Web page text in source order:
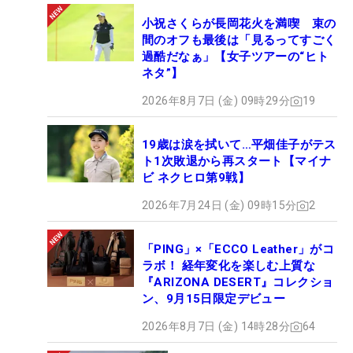
小祝さくらが長岡花火を満喫 束の
間のオフも最後は「見るってすごく
過酷だなぁ」【女子ツアーの“ヒト
ネタ”】
2026年8月7日 (金) 09時29分 19
19歳は涙を拭いて…平畑佳子がテス
ト1次敗退から再スタート【マイナ
ビ ネクヒロ第9戦】
2026年7月24日 (金) 09時15分 2
「PING」×「ECCO Leather」がコ
ラボ！ 経年変化を楽しむ上質な
『ARIZONA DESERT』コレクショ
ン、9月15日限定デビュー
2026年8月7日 (金) 14時28分 64